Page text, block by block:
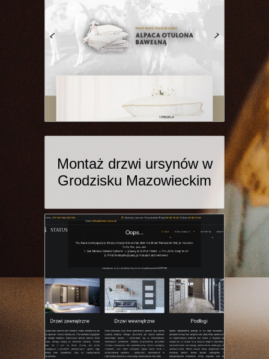
Montaż drzwi ursynów w
Grodzisku Mazowieckim